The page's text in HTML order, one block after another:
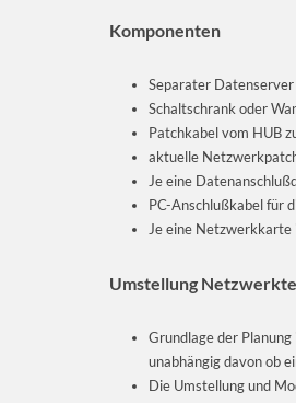
Komponenten
Separater
Schaltschrank oder
Patchkabel vom HUB
aktuelle
Je eine
PC-Anschlußkabel für
Je eine Netzwerkkarte
Umstellung
Grundlage der
unabhängig davon ob
Die Umstellung und